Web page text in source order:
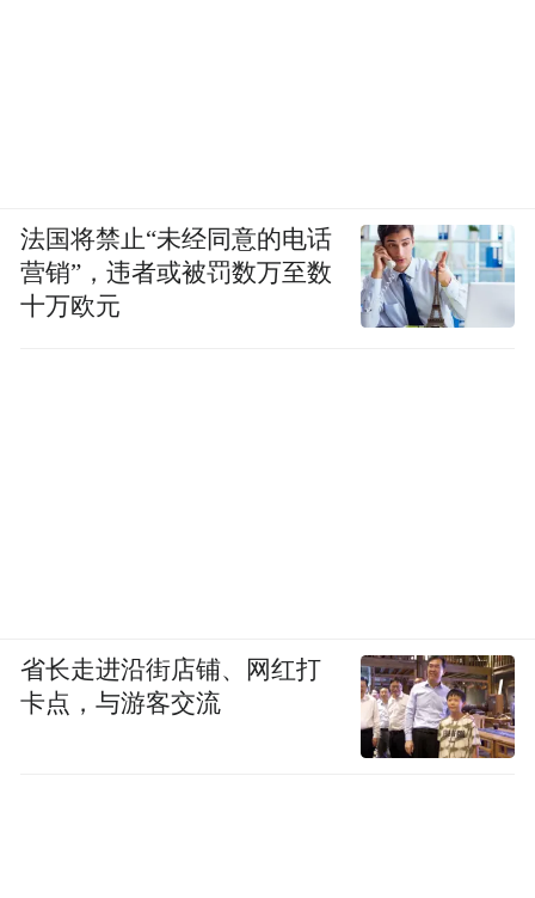
法国将禁止“未经同意的电话
营销”，违者或被罚数万至数
十万欧元
省长走进沿街店铺、网红打
卡点，与游客交流